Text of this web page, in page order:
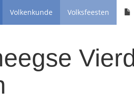
Volkenkunde Volksfeesten